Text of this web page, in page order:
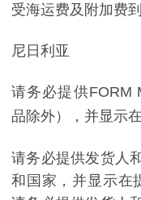
受海运费及附加费到
尼日利亚
请务必提供FORM
品除外），并显示
请务必提供发货人
和国家，并显示在